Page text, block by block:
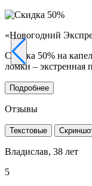
«Новогодний
Скидка 50% на
ломки –
Подробнее
Отзывы
Текстовые
Владислав, 38 лет
5